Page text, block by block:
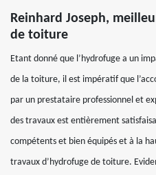
Reinhard Joseph,
de toiture
Etant donné que l’hydrofuge a un
de la toiture, il est impératif que
par un prestataire professionnel et
des travaux est entièrement
compétents et bien équipés et à la
travaux d’hydrofuge de toiture.